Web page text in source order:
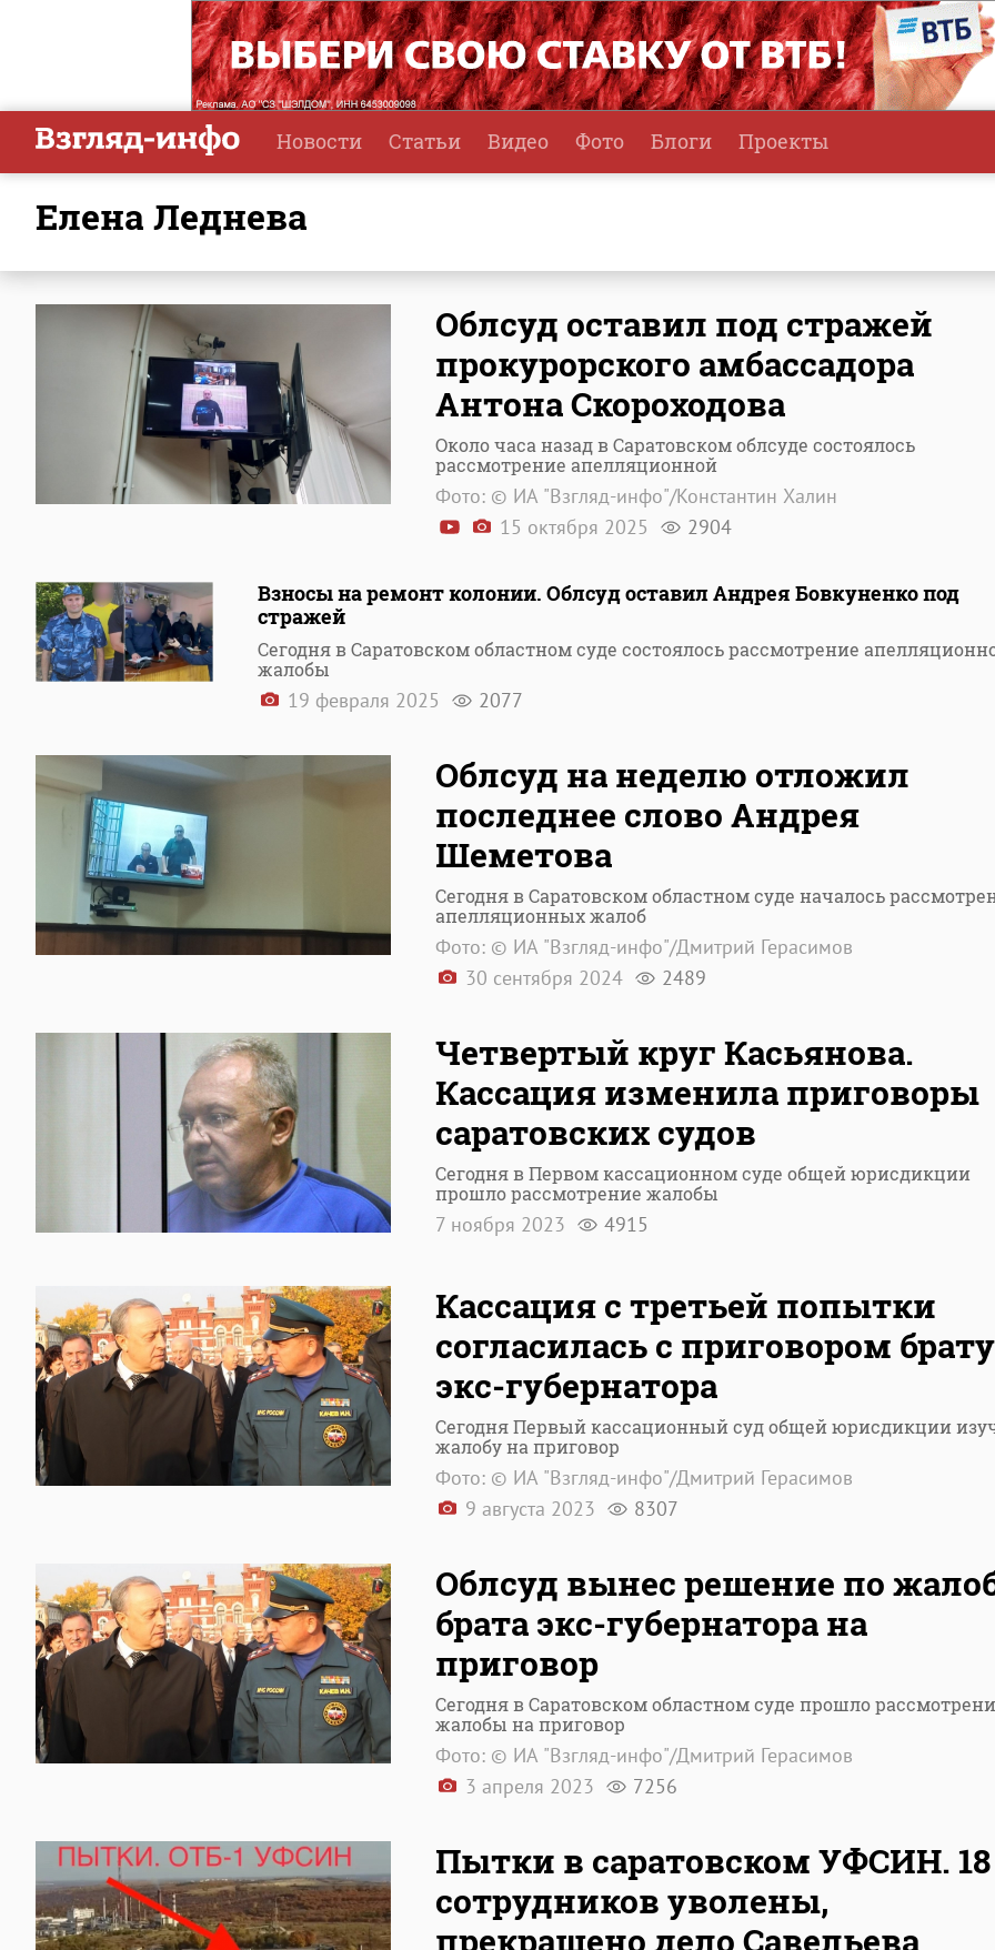
Новости Статьи Видео Фото Блоги Проекты
Елена Леднева
Облсуд оставил под стражей
прокурорского амбассадора
Антона Скороходова
Около часа назад в Саратовском облсуде состоялось
рассмотрение апелляционной
Фото: © ИА "Взгляд-инфо"/Константин Халин
15 октября 2025
2904
Взносы на ремонт колонии. Облсуд оставил Андрея Бовкуненко под
стражей
Сегодня в Саратовском областном суде состоялось рассмотрение
жалобы
19 февраля 2025 2077
Облсуд на неделю отложил
последнее слово Андрея
Шеметова
Сегодня в Саратовском областном суде началось
апелляционных жалоб
Фото: © ИА "Взгляд-инфо"/Дмитрий Герасимов
30 сентября 2024
2489
Четвертый круг Касьянова.
Кассация изменила приговоры
саратовских судов
Сегодня в Первом кассационном суде общей юрисдикции
прошло рассмотрение жалобы
7 ноября 2023 4915
Кассация с третьей попытки
согласилась с приговором брату
экс-губернатора
Сегодня Первый кассационный суд общей юрисдикции
жалобу на приговор
Фото: © ИА "Взгляд-инфо"/Дмитрий Герасимов
9 августа 2023
8307
Облсуд вынес решение по
брата экс-губернатора на
приговор
Сегодня в Саратовском областном суде прошло
жалобы на приговор
Фото: © ИА "Взгляд-инфо"/Дмитрий Герасимов
3 апреля 2023
7256
Пытки в саратовском УФСИН. 18
сотрудников уволены,
прекращено дело Савельева